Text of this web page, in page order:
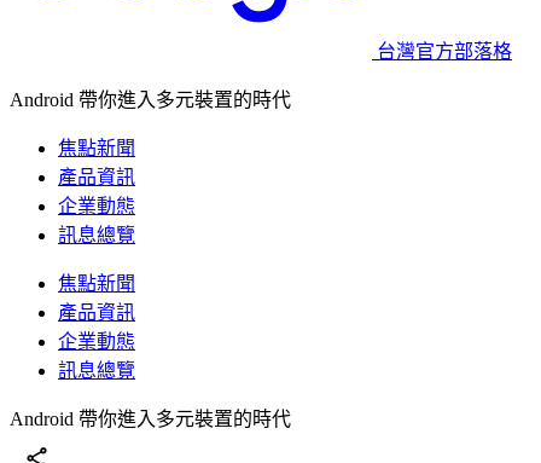
台灣官方部落格
Android 帶你進入多元裝置的時代
焦點新聞
產品資訊
企業動態
訊息總覽
焦點新聞
產品資訊
企業動態
訊息總覽
Android 帶你進入多元裝置的時代